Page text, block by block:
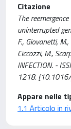
Citazione
The
uninterrupted
F., Giovanetti,
Ciccozzi, M.,
INFECTION. -
1218.
Appare nelle
1.1 Articolo in